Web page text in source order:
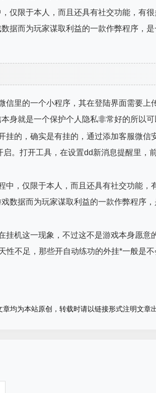
仅限于本人，而且还具有社交功能，有
据而为玩家谋取利益的一款作弊程序，
信里的一个小程序，其在登陆界面需要上
身就是一个保护个人隐私非常好的所以可
挂的，确实是有挂的，通过添加客服微信
。打开工具，在设置dd新消息提醒里，
中，仅限于本人，而且还具有社交功能，
数据而为玩家谋取利益的一款作弊程序
挂机这一现象，不过这不是游戏本身愿意
性不足，那些开自动练功的外挂*一般是不
均为本站原创，转载时请以链接形式注明文章出